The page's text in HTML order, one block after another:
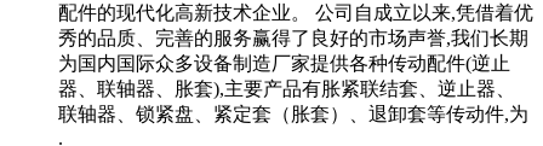
配件的现代化高新技术企业。 公司自成立以来,凭借着优
秀的品质、完善的服务赢得了良好的市场声誉,我们长期
为国内国际众多设备制造厂家提供各种传动配件(逆止
器、联轴器、胀套),主要产品有胀紧联结套、逆止器、
联轴器、锁紧盘、紧定套（胀套）、退卸套等传动件,为
.